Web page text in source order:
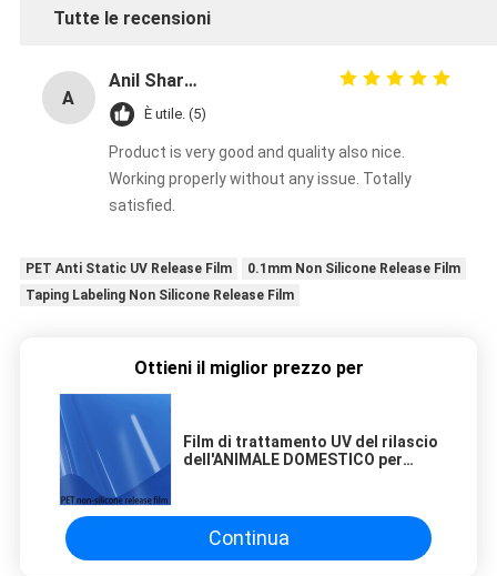
Tutte le recensioni
A
Anil Sharma
È utile. (5)
Product is very good and quality also nice.
Working properly without any issue. Totally
satisfied.
PET Anti Static UV Release Film
0.1mm Non Silicone Release Film
Taping Labeling Non Silicone Release Film
Ottieni il miglior prezzo per
Film di trattamento UV del rilascio
dell'ANIMALE DOMESTICO per
Continua